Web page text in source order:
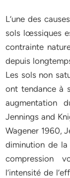
L’une des
sols lœssiques
contrainte
depuis
Les sols non
ont tendance à
augmentation
Jennings and
Wagener 1960,
diminution de
compression
l’intensité de